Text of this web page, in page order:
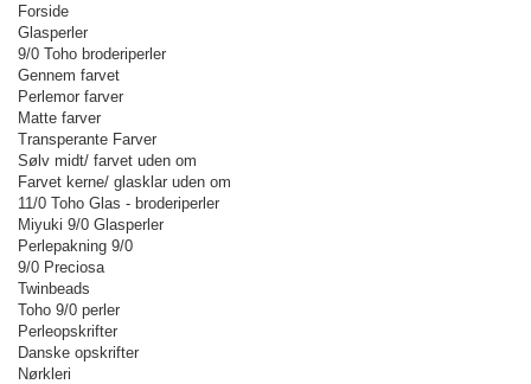
Forside
Glasperler
9/0 Toho broderiperler
Gennem farvet
Perlemor farver
Matte farver
Transperante Farver
Sølv midt/ farvet uden om
Farvet kerne/ glasklar uden om
11/0 Toho Glas - broderiperler
Miyuki 9/0 Glasperler
Perlepakning 9/0
9/0 Preciosa
Twinbeads
Toho 9/0 perler
Perleopskrifter
Danske opskrifter
Nørkleri